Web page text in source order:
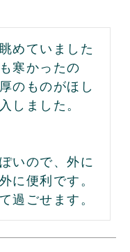
めていました
寒かったの
のものがほし
しました。
いので、外に
に便利です。
過ごせます。